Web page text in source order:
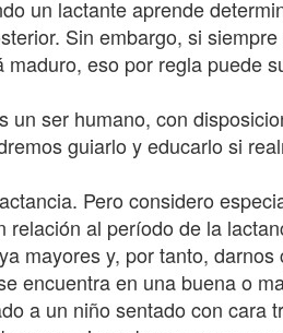
un lactante aprende
Sin embargo, si
eso por regla puede
ser humano, con
guiarlo y educarlo si
Pero considero
al período de la
mayores y, por tanto, darnos
encuentra en una buena o
a un niño sentado con cara